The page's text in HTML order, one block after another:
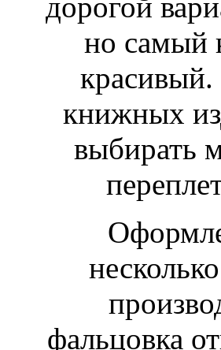
дорогой
но самый
книжных
выбирать
фальцовка